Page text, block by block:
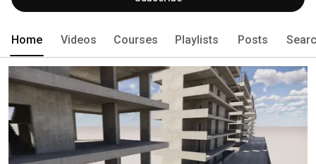
Home Videos Courses Playlists Posts